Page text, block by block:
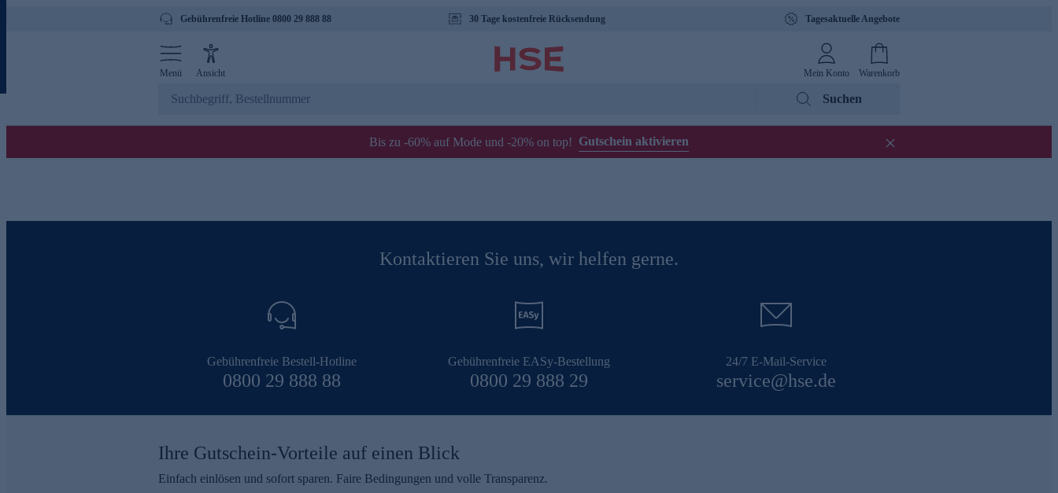
Gebührenfreie Hotline 0800 29 888 88 30 Tage kostenfreie Rücksendung Tagesaktuelle Angebote
Menü Ansicht Mein Konto Warenkorb
Suchen
Bis zu -60% auf Mode und -20% on top! Gutschein aktivieren
Kontaktieren Sie uns, wir helfen gerne.
Gebührenfreie Bestell-Hotline
0800 29 888 88
Gebührenfreie EASy-Bestellung
0800 29 888 29
24/7 E-Mail-Service
service@hse.de
Ihre Gutschein-Vorteile auf einen Blick
Einfach einlösen und sofort sparen. Faire Bedingungen und volle Transparenz.